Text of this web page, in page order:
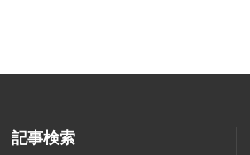
記事検索